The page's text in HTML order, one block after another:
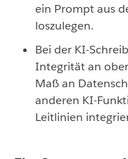
ein Prompt aus
loszulegen.
Bei der KI-
Integrität an
Maß an
anderen KI-
Leitlinien